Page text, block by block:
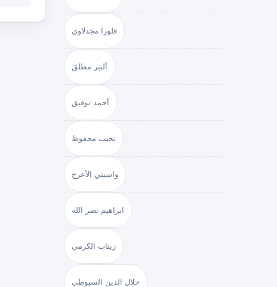
فلورا مجدلاوي
ألبير مطلق
أحمد توفيق
نجيب محفوظ
واسيني الأعرج
ابراهيم نصر الله
زينات الكرمي
جلال الدين السيوطي